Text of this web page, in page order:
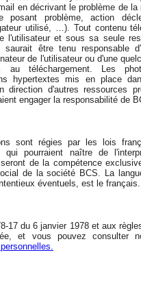
en décrivant le problème de la
posant problème, action
utilisé, …). Tout contenu
l'utilisateur et sous sa seule
saurait être tenu responsable
de l'utilisateur ou d'une
au téléchargement. Les
hypertextes mis en place
direction d'autres ressources
engager la responsabilité de
sont régies par les lois
qui pourraient naître de
de la compétence
de la société BCS. La
éventuels, est le français.
17 du 6 janvier 1978 et aux
et vous pouvez consulter